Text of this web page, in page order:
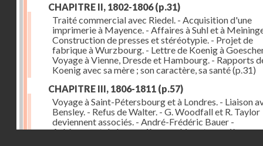
CHAPITRE II, 1802-1806(p.31)
Traité commercial avec Riedel. - Acquisition d'une
imprimerie à Mayence. - Affaires à Suhl et à
Construction de presses et stéréotypie. - Projet de
fabrique à Wurzbourg. - Lettre de Koenig à
Voyage à Vienne, Dresde et Hambourg. - Rapports
Koenig avec sa mère ; son caractère, sa santé(p.31)
CHAPITRE III, 1806-1811 (p.57)
Voyage à Saint-Pétersbourg et à Londres. - Liaison
Bensley. - Refus de Walter. - G. Woodfall et R. Taylor
deviennent associés. - André-Frédéric Bauer -
Achèvement de la première machine et premières